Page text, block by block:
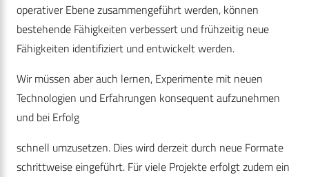
operativer Ebene zusammengeführt werden, können
bestehende Fähigkeiten verbessert und frühzeitig neue
Fähigkeiten identifiziert und entwickelt werden.
Wir müssen aber auch lernen, Experimente mit neuen
Technologien und Erfahrungen konsequent aufzunehmen
und bei Erfolg
schnell umzusetzen. Dies wird derzeit durch neue Formate
schrittweise eingeführt. Für viele Projekte erfolgt zudem ein